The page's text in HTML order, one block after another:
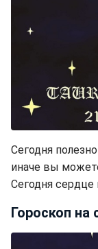
Сегодня
иначе вы
Сегодня
Гороскоп на